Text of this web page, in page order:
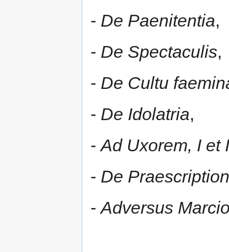
- De Paenitentia,
- De Spectaculis,
- De Cultu
- De Idolatria,
-Ad Uxorem, I et
- De
-Adversus